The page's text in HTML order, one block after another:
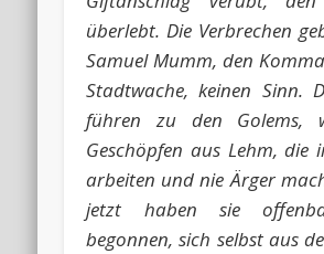
überlebt. Die Verbrechen
Samuel Mumm, den
Stadtwache, keinen Sinn.
führen zu den Golems,
Geschöpfen aus Lehm, die
arbeiten und nie Ärger
jetzt haben sie
begonnen, sich selbst aus